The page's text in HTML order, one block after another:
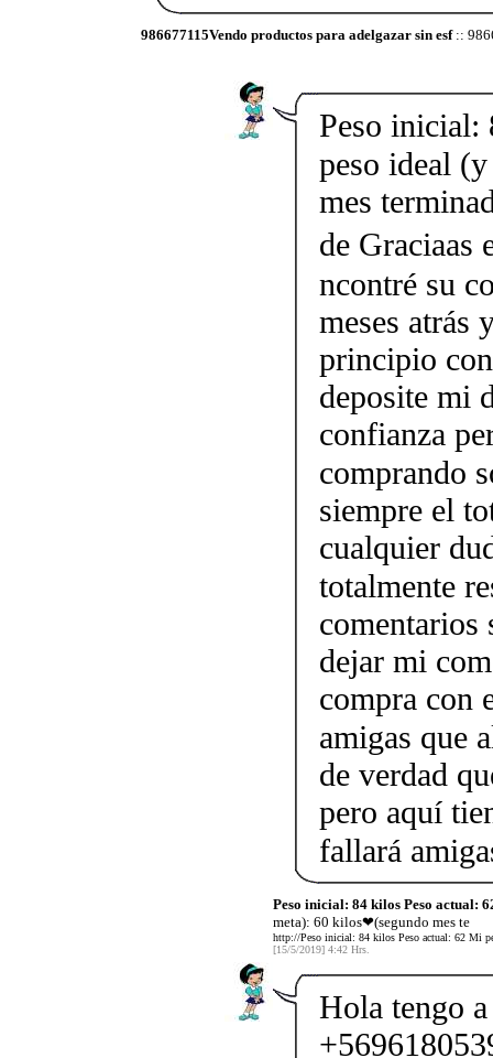
986677115Vendo productos para adelgazar sin esf::
Peso inicial:
peso ideal
mes
de Graciaas
ncontré su
meses atrás
principio
deposite mi
confianza
comprando
siempre el
cualquier
totalmente
comentarios
dejar mi
compra con
amigas que
de verdad
pero aquí
fallará
Peso inicial: 84 kilos Peso actual:
meta): 60 kilos❤(segundo mes te
http://Peso inicial: 84 kilos Peso actual: 62 Mi
[15/5/2019] 4:42 Hrs.
Hola tengo